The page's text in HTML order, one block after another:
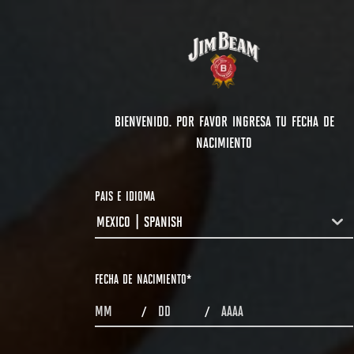
BIENVENIDO. POR FAVOR INGRESA TU FECHA DE
NACIMIENTO
PAIS E IDIOMA
COUNTRYDROPDOWN
MEXICO | SPANISH
FECHA DE NACIMIENTO*
MONTHS
/ DAYS / YEAR